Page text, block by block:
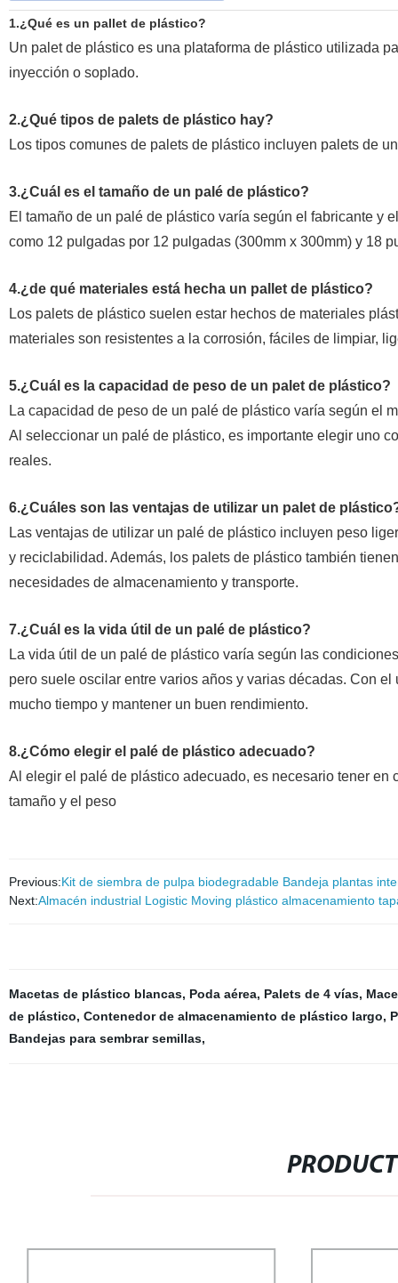
1.¿Qué es un pallet de plástico?
Un palet de plástico es una plataforma de plástico utilizada
inyección o soplado.
2.¿Qué tipos de palets de plástico hay?
Los tipos comunes de palets de plástico incluyen palets de
3.¿Cuál es el tamaño de un palé de plástico?
El tamaño de un palé de plástico varía según el fabricante y
como 12 pulgadas por 12 pulgadas (300mm x 300mm) y 18
4.¿de qué materiales está hecha un pallet de plástico?
Los palets de plástico suelen estar hechos de materiales
materiales son resistentes a la corrosión, fáciles de limpiar,
5.¿Cuál es la capacidad de peso de un palet de plástico?
La capacidad de peso de un palé de plástico varía según el
Al seleccionar un palé de plástico, es importante elegir uno
reales.
6.¿Cuáles son las ventajas de utilizar un palet de
Las ventajas de utilizar un palé de plástico incluyen peso
y reciclabilidad. Además, los palets de plástico también
necesidades de almacenamiento y transporte.
7.¿Cuál es la vida útil de un palé de plástico?
La vida útil de un palé de plástico varía según las
pero suele oscilar entre varios años y varias décadas. Con
mucho tiempo y mantener un buen rendimiento.
8.¿Cómo elegir el palé de plástico adecuado?
Al elegir el palé de plástico adecuado, es necesario tener
tamaño y el peso
Previous:Kit de siembra de pulpa biodegradable Bandeja plantas
Next:Almacén industrial Logistic Moving plástico almacenamiento
Macetas de plástico blancas, Poda aérea, Palets de 4 vías,
de plástico, Contenedor de almacenamiento de plástico largo,
Bandejas para sembrar semillas,